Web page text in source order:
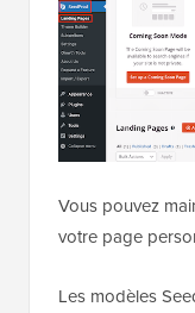
Vous pouvez
votre page
Les modèles